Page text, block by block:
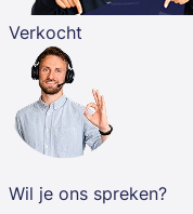
Verkocht
Wil je ons spreken?